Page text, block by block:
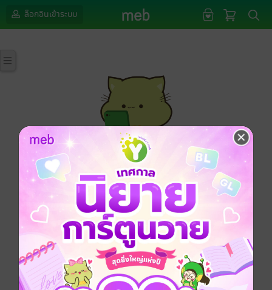
ล็อกอินเข้าระบบ
กรุณาเข้าสู่ระบบก่อนดำเนินรายการด้วยค่ะ
ล็อกอินเข้าระบบ